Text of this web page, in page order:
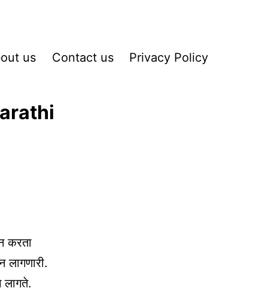
us Contact us Privacy Policy
करता
लागते.